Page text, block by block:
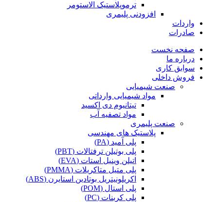
ترموپلاستیک الاستومر
افزودنی پلیمری
واردات
صادرات
صفحه نخست
درباره ما
سوابق کاری
فروش داخلی
صنعت شیمیایی
مواد شیمیایی وارداتی
تیتانیوم دی اکسید
مواد تصفیه آب
صنعت پلیمری
پلاستیک های مهندسی
پلی آمید (PA)
پلی بوتیلن ترفتالات (PBT)
اتیلن وینیل استات (EVA)
پلی متیل متاکریلات (PMMA)
اکریلونیتریل بوتادین استایرن (ABS)
پلی استال (POM)
پلی کربنات (PC)